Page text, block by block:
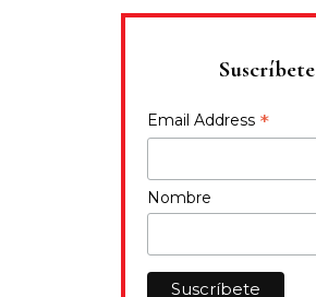
Suscríbete
Email Address *
Nombre